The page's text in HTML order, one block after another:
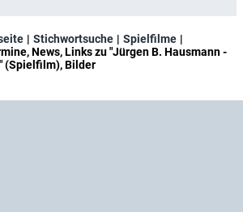
Stichwortsuche
Spielfilme
News, Links zu "Jürgen B. Hausmann -
(Spielfilm), Bilder